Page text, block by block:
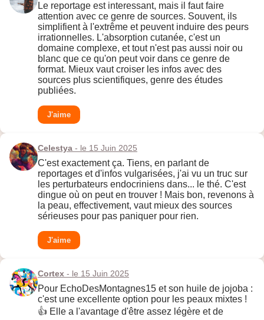
Le reportage est interessant, mais il faut faire
attention avec ce genre de sources. Souvent, ils
simplifient à l'extrême et peuvent induire des peurs
irrationnelles. L'absorption cutanée, c'est un
domaine complexe, et tout n'est pas aussi noir ou
blanc que ce qu'on peut voir dans ce genre de
format. Mieux vaut croiser les infos avec des
sources plus scientifiques, genre des études
publiées.
J'aime
Celestya - le 15 Juin 2025
C'est exactement ça. Tiens, en parlant de
reportages et d'infos vulgarisées, j'ai vu un truc sur
les perturbateurs endocriniens dans... le thé. C'est
dingue où on peut en trouver ! Mais bon, revenons à
la peau, effectivement, vaut mieux des sources
sérieuses pour pas paniquer pour rien.
J'aime
Cortex - le 15 Juin 2025
Pour EchoDesMontagnes15 et son huile de jojoba :
c'est une excellente option pour les peaux mixtes !
👍 Elle a l'avantage d'être assez légère et de